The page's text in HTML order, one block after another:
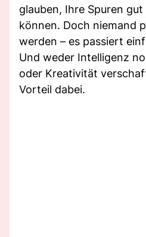
glauben, Ihre Spuren
können. Doch niemand
werden – es passiert
Und weder Intelligenz
oder Kreativität
Vorteil dabei.